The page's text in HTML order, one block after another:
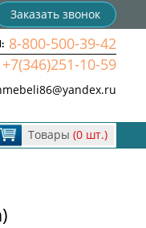
Заказать звонок
8-800-500-39-42
+7(346)251-10-59
Товары (0 шт.)